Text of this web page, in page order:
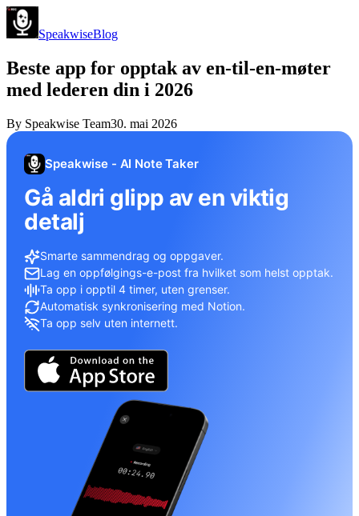
SpeakwiseBlog
Beste app for opptak av en-til-en-møter
med lederen din i 2026
By Speakwise Team30. mai 2026
Speakwise - AI Note Taker
Gå aldri glipp av en viktig
detalj
Smarte sammendrag og oppgaver.
Lag en oppfølgings-e-post fra hvilket som helst opptak.
Ta opp i opptil 4 timer, uten grenser.
Automatisk synkronisering med Notion.
Ta opp selv uten internett.